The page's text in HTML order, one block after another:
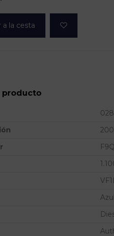
a la cesta
producto
Azul